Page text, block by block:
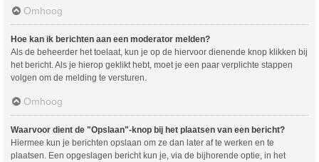
Omhoog
Hoe kan ik berichten aan een moderator melden?
Als de beheerder het toelaat, kun je op de hiervoor dienende knop klikken bij
het bericht. Als je hierop geklikt hebt, moet je een paar verplichte stappen
volgen om de melding te versturen.
Omhoog
Waarvoor dient de "Opslaan"-knop bij het plaatsen van een bericht?
Hiermee kun je berichten opslaan om ze dan later af te werken en te
plaatsen. Een opgeslagen bericht kun je, via de bijhorende optie, in het